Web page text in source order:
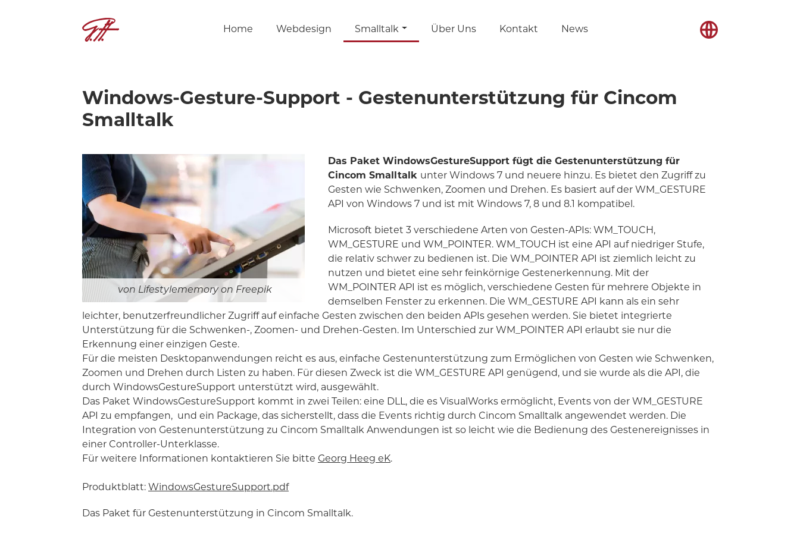
Home Webdesign Smalltalk Über Uns Kontakt News
Windows-Gesture-Support - Gestenunterstützung für Cincom
Smalltalk
Lifestylememory on Freepik
Das Paket WindowsGestureSupport fügt die Gestenunterstützung für
Cincom Smalltalk unter Windows 7 und neuere hinzu. Es bietet den Zugriff zu
Gesten wie Schwenken, Zoomen und Drehen. Es basiert auf der WM_GESTURE
API von Windows 7 und ist mit Windows 7, 8 und 8.1 kompatibel.
Microsoft bietet 3 verschiedene Arten von Gesten-APIs: WM_TOUCH,
WM_GESTURE und WM_POINTER. WM_TOUCH ist eine API auf niedriger Stufe,
die relativ schwer zu bedienen ist. Die WM_POINTER API ist ziemlich leicht zu
nutzen und bietet eine sehr feinkörnige Gestenerkennung. Mit der
WM_POINTER API ist es möglich, verschiedene Gesten für mehrere Objekte in
demselben Fenster zu erkennen. Die WM_GESTURE API kann als ein sehr
leichter, benutzerfreundlicher Zugriff auf einfache Gesten zwischen den beiden APIs gesehen werden. Sie bietet integrierte
Unterstützung für die Schwenken-, Zoomen- und Drehen-Gesten. Im Unterschied zur WM_POINTER API erlaubt sie nur die
Erkennung einer einzigen Geste.
Für die meisten Desktopanwendungen reicht es aus, einfache Gestenunterstützung zum Ermöglichen von Gesten wie Schwenken,
Zoomen und Drehen durch Listen zu haben. Für diesen Zweck ist die WM_GESTURE API genügend, und sie wurde als die API, die
durch WindowsGestureSupport unterstützt wird, ausgewählt.
Das Paket WindowsGestureSupport kommt in zwei Teilen: eine DLL, die es VisualWorks ermöglicht, Events von der WM_GESTURE
API zu empfangen, und ein Package, das sicherstellt, dass die Events richtig durch Cincom Smalltalk angewendet werden. Die
Integration von Gestenunterstützung zu Cincom Smalltalk Anwendungen ist so leicht wie die Bedienung des Gestenereignisses in
einer Controller-Unterklasse.
Für weitere Informationen kontaktieren Sie bitte Georg Heeg eK.
Produktblatt: WindowsGestureSupport.pdf
Das Paket für Gestenunterstützung in Cincom Smalltalk.